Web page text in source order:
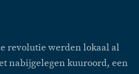
revolutie werden lokaal al
nabijgelegen kuuroord, een